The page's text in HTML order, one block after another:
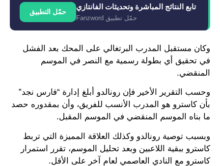
تابع النتائج المباشرة وتحديثات الفانتازي
حمّل تطبيق Fanzword
حمّل التطبيق
وكان مستقبل المدرب البرتغالي على المحك بعد الفشل
في تحقيق أي بطولة رسمية مع النصر في الموسم
المنقضي.
وحسب التقرير الأخير فإن رونالدو أبلغ إدارة “فارس نجد”
بأن كاسترو هو المدرب الأنسب للفريق، وأن بمقدوره حصد
ما بناه الموسم المنقضي في الموسم المقبل.
وبسبب توصية رونالدو وكذلك العلاقة المميزة التي تربط
كاسترو ببقية اللاعبين وبعد تحليل الموسم، تقرر استمرار
كاسترو مع النادي العاصمي لعام آخر على الأقل.